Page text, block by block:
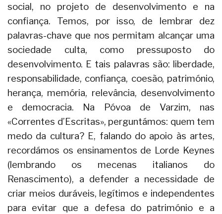
social, no projeto de desenvolvimento e na
confiança. Temos, por isso, de lembrar dez
palavras-chave que nos permitam alcançar uma
sociedade culta, como pressuposto do
desenvolvimento. E tais palavras são: liberdade,
responsabilidade, confiança, coesão, património,
herança, memória, relevância, desenvolvimento
e democracia. Na Póvoa de Varzim, nas
«Correntes d’Escritas», perguntámos: quem tem
medo da cultura? E, falando do apoio às artes,
recordámos os ensinamentos de Lorde Keynes
(lembrando os mecenas italianos do
Renascimento), a defender a necessidade de
criar meios duráveis, legítimos e independentes
para evitar que a defesa do património e a